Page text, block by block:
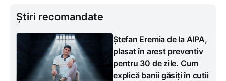
Știri recomandate
Ștefan Eremia de la AIPA,
plasat în arest preventiv
pentru 30 de zile. Cum
explică banii găsiți în cutii